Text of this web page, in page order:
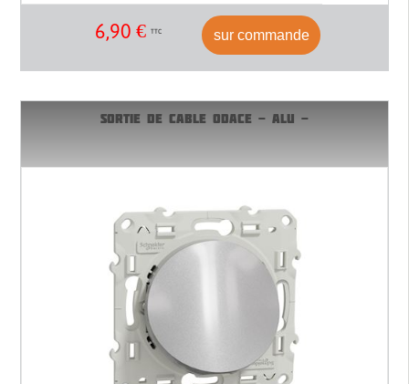
6,90 € TTC sur commande
SORTIE DE CABLE ODACE - ALU -